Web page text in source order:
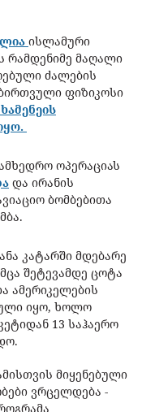
ისლამური
რამდენიმე მაღალი
ძალების
ფიზიკოსი
ოპერაციას
და ირანის
ბომბებითა
კატარში მდებარე
შეტევამდე ცოტა
ამერიკელების
იყო, ხოლო
13 საჰაერო
მიყენებული
ვრცელდება -